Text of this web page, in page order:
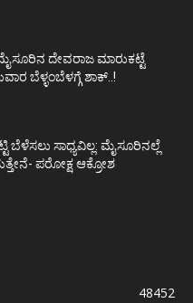
ದೇವರಾಜ ಮಾರುಕಟ್ಟೆ
ಬೆಳ್ಳಂಬೆಳಗ್ಗೆ ಶಾಕ್..!
ಬೆಳೆಸಲು ಸಾಧ್ಯವಿಲ್ಲ: ಮೈಸೂರಿನಲ್ಲೆ
ಪರೋಕ್ಷ ಆಕ್ರೋಶ
48452